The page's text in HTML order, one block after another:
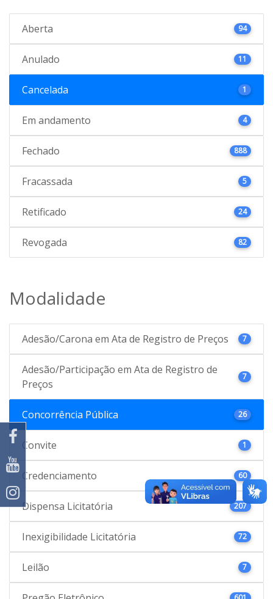
Aberta 94
Anulado 11
Cancelada 1
Em andamento 4
Fechado 888
Fracassada 5
Retificado 24
Revogada 82
Modalidade
Adesão/Carona em Ata de Registro de Preços 7
Adesão/Participação em Ata de Registro de
Preços
7
Concorrência Pública 26
Convite 1
Credenciamento 60
Dispensa Licitatória 207
Inexigibilidade Licitatória 72
Leilão 7